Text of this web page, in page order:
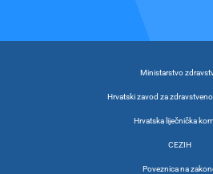
Ministarstvo
Hrvatski zavod za
Hrvatska liječnička
CEZIH
Poveznica na